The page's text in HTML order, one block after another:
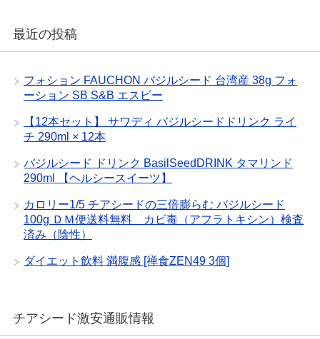
最近の投稿
フォション FAUCHON バジルシード 台湾産 38g フォ
ーション SB S&B エスビー
【12本セット】 サワディ バジルシードドリンク ライ
チ 290ml × 12本
バジルシード ドリンク BasilSeedDRINK タマリンド
290ml 【ヘルシースイーツ】
カロリー1/5 チアシードの三倍膨らむ バジルシード
100g ＤＭ便送料無料 カビ毒（アフラトキシン）検査
済み（陰性）
ダイエット飲料 満腹感 [禅食ZEN49 3個]
チアシード激安通販情報